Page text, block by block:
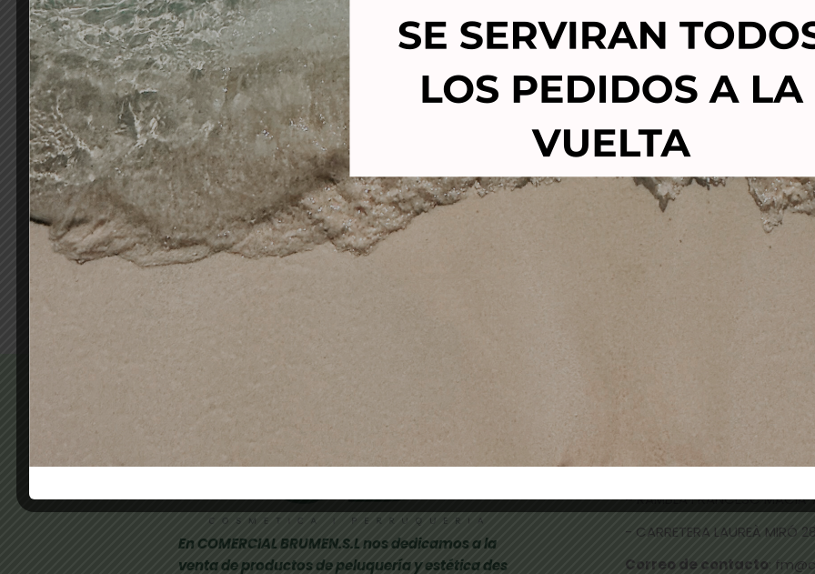
MONTIBELLO FIBRE REPAIR
SHAMPOO 300ml-champu
reparador
13,00€10,90€
Añadir al carrito
ALCANTARA TINTE SIN
AMONIACO PREMIUM VIOLETT
6-1 RUBIO CENIZA OSCURO
10,50
Añadir al carrito
ALCANTARA TINTE SIN
AMONIACO PREMIUM
5-4 CASTAÑO
COBRIZO
4,90
En COMERCIAL BRUMEN.S.L nos dedicamos a la
venta de productos de peluquería y estética des
TIENDAS FÍSICAS
- CALLE NICOLAU TALLÓ 70,
-RAMBLA FRANCESC
- CARRETERA LAUREÀ MIRÓ
Correo de contacto: